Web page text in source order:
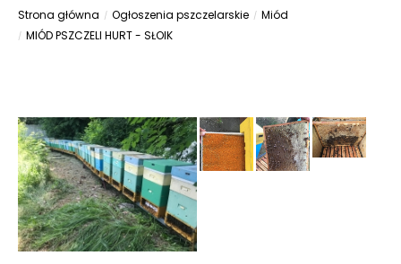
Strona główna Ogłoszenia pszczelarskie
Miód
MIÓD PSZCZELI HURT - SŁOIK